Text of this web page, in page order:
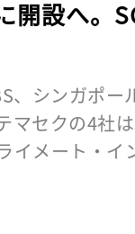
開設へ。
シンガポー
マセクの4社
イメート・イ